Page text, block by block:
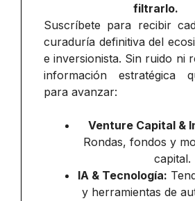
filtrarlo.
Suscríbete para recibir
curaduría definitiva del
e inversionista. Sin ruido ni
información estratégica
para avanzar:
Venture Capital &
Rondas, fondos y
capital.
IA & Tecnología:
y herramientas de